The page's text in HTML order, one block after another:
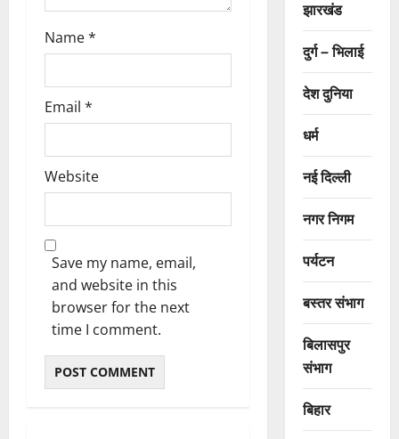
Name*
Email *
Website
Save my name, email,
and website in this
browser for the next
time I comment.
झारखंड
दुर्ग – भिलाई
देश दुनिया
धर्म
नई दिल्ली
नगर निगम
पर्यटन
बस्तर संभाग
बिलासपुर
संभाग
बिहार